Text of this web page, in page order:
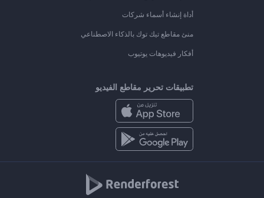
أداة إنشاء أسماء شركات
منئ مقاطع تيك توك بالذكاء الاصطناعي
أفكار فيديوهات يوتيوب
تطبيقات تحرير مقاطع الفيديو